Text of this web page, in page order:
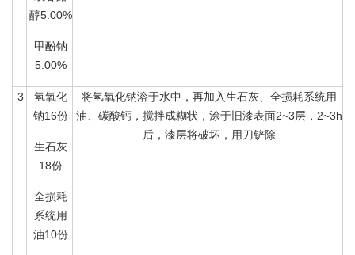
醇5.00%
甲酚钠
5.00%
3
氢氧化
钠16份
生石灰
18份
全损耗
系统用
油10份
将氢氧化钠溶于水中，再加入生石灰、全损耗系统用
油、碳酸钙，搅拌成糊状，涂于旧漆表面2~3层，2~3h
后，漆层将破坏，用刀铲除